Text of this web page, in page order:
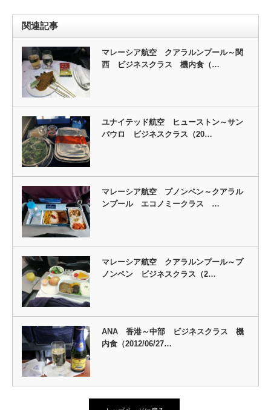
関連記事
マレーシア航空 クアラルンプール～関
西 ビジネスクラス 機内食（…
ユナイテッド航空 ヒューストン～サン
パウロ ビジネスクラス（20…
マレーシア航空 プノンペン～クアラル
ンプール エコノミークラス …
マレーシア航空 クアラルンプール～プ
ノンペン ビジネスクラス（2…
ANA 香港～中部 ビジネスクラス 機
内食（2012/06/27…